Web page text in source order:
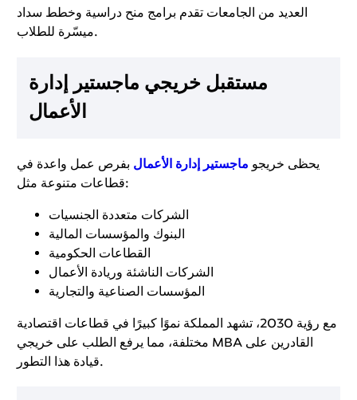
العديد من الجامعات تقدم برامج منح دراسية وخطط سداد
ميسّرة للطلاب.
مستقبل خريجي ماجستير إدارة
الأعمال
يحظى خريجو ماجستير إدارة الأعمال بفرص عمل واعدة في
قطاعات متنوعة مثل:
الشركات متعددة الجنسيات
البنوك والمؤسسات المالية
القطاعات الحكومية
الشركات الناشئة وريادة الأعمال
المؤسسات الصناعية والتجارية
مع رؤية 2030، تشهد المملكة نموًا كبيرًا في قطاعات اقتصادية
مختلفة، مما يرفع الطلب على خريجي MBA القادرين على
قيادة هذا التطور.